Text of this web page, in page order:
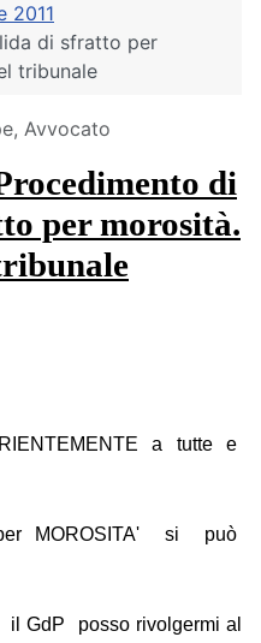
2011
di sfratto per
tribunale
Avvocato
di
per morosità.
a tutte e
MOROSITA' si può
GdP posso rivolgermi al